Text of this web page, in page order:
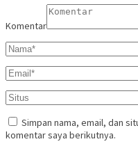
Komentar
Simpan nama, email, dan
komentar saya berikutnya.